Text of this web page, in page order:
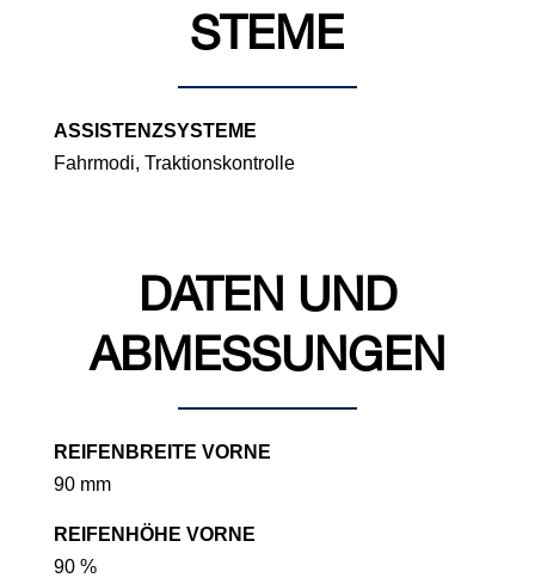
STEME
ASSISTENZSYSTEME
Fahrmodi, Traktionskontrolle
DATEN UND
ABMESSUNGEN
REIFENBREITE VORNE
90 mm
REIFENHÖHE VORNE
90 %